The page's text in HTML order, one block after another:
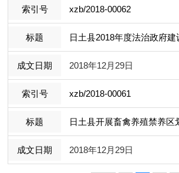
xzb/2018-00062
日土县2018年度法治政府
2018年12月29日
xzb/2018-00061
日土县开展畜禽养殖禁养区
2018年12月29日